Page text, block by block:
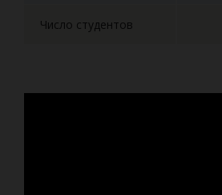
Число студентов